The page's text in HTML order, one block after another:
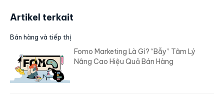
Artikel terkait
Bán hàng và tiếp thị
Fomo Marketing Là Gì? “Bẫy” Tâm Lý
Nâng Cao Hiệu Quả Bán Hàng